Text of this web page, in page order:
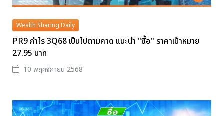
Wealth Sharing Daily
PR9 กำไร 3Q68 เป็นไปตามคาด แนะนำ "ซื้อ" ราคาเป้าหมาย
27.95 บาท
10 พฤศจิกายน 2568